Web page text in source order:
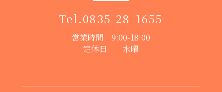
Tel.0835-28-1655
営業時間 9:00-18:00
定休日 水曜